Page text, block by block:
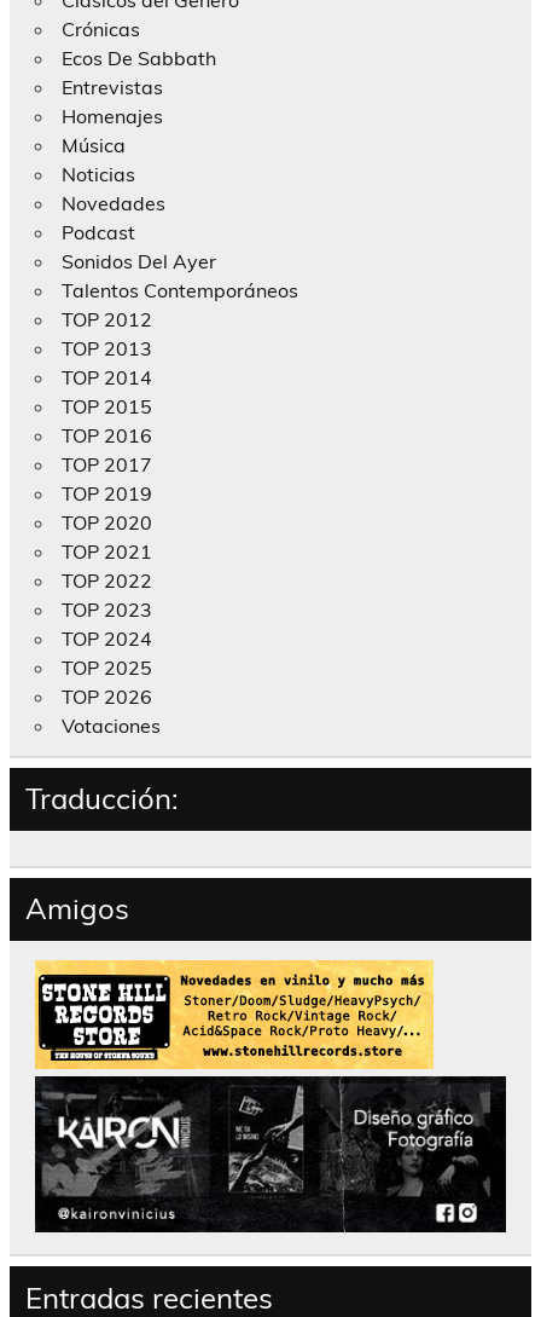
Crónicas
Ecos De Sabbath
Entrevistas
Homenajes
Música
Noticias
Novedades
Podcast
Sonidos Del Ayer
Talentos Contemporáneos
TOP 2012
TOP 2013
TOP 2014
TOP 2015
TOP 2016
TOP 2017
TOP 2019
TOP 2020
TOP 2021
TOP 2022
TOP 2023
TOP 2024
TOP 2025
TOP 2026
Votaciones
Traducción:
Amigos
Entradas recientes